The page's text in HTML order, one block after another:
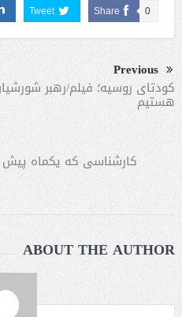
Share 0
Tweet
Previous
کودتای روسیه؛ فیلم/رهبر
هستیم
کارشناسی که یکماه پیش
ABOUT THE AUTHOR